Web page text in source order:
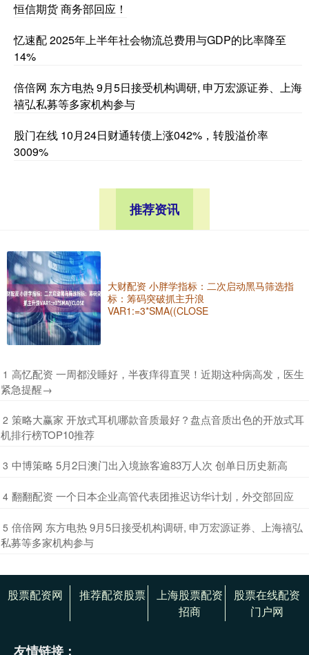
恒信期货 商务部回应！
忆速配 2025年上半年社会物流总费用与GDP的比率降至
14%
倍倍网 东方电热 9月5日接受机构调研, 申万宏源证券、上海
禧弘私募等多家机构参与
股门在线 10月24日财通转债上涨042%，转股溢价率
3009%
推荐资讯
大财配资 小胖学指标：二次启动黑马筛选指
标：筹码突破抓主升浪
VAR1:=3*SMA((CLOSE
1 ​高忆配资 一周都没睡好，半夜痒得直哭！近期这种病高发，医生
紧急提醒→
2 ​策略大赢家 开放式耳机哪款音质最好？盘点音质出色的开放式耳
机排行榜TOP10推荐
3 ​中博策略 5月2日澳门出入境旅客逾83万人次 创单日历史新高
4 ​翻翻配资 一个日本企业高管代表团推迟访华计划，外交部回应
5 ​倍倍网 东方电热 9月5日接受机构调研, 申万宏源证券、上海禧弘
私募等多家机构参与
股票配资网 推荐配资股票
上海股票配资
招商
股票在线配资
门户网
友情链接：